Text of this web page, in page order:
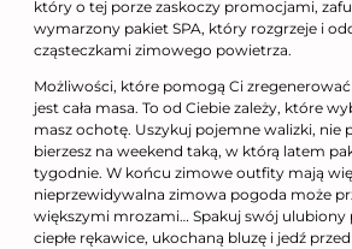
który o tej porze zaskoczy promocjami,
wymarzony pakiet SPA, który rozgrzeje i
cząsteczkami zimowego powietrza.
Możliwości, które pomogą Ci
jest cała masa. To od Ciebie zależy, które
masz ochotę. Uszykuj pojemne walizki, nie
bierzesz na weekend taką, w którą latem
tygodnie. W końcu zimowe outfity mają
nieprzewidywalna zimowa pogoda może
większymi mrozami… Spakuj swój ulubiony
ciepłe rękawice, ukochaną bluzę i jedź